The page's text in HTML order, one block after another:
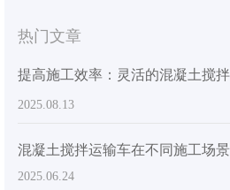
热门文章
2025.08.13
2025.06.24